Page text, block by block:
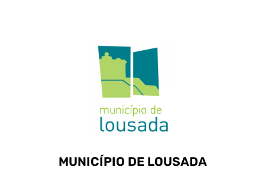
MUNICÍPIO DE LOUSADA
Município de Lousada
Visitar